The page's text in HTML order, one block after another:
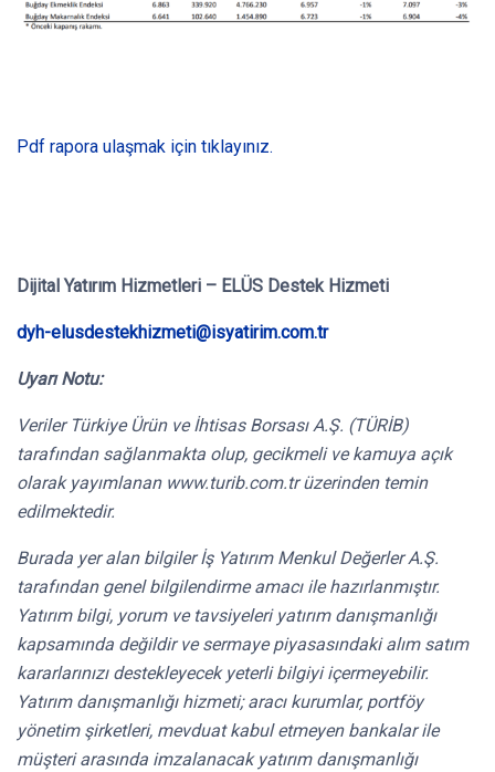
Pdf rapora ulaşmak için tıklayınız.
Dijital Yatırım Hizmetleri – ELÜS Destek Hizmeti
dyh-elusdestekhizmeti@isyatirim.com.tr
Uyarı Notu:
Veriler Türkiye Ürün ve İhtisas Borsası A.Ş. (TÜRİB)
tarafından sağlanmakta olup, gecikmeli ve kamuya açık
olarak yayımlanan www.turib.com.tr üzerinden temin
edilmektedir.
Burada yer alan bilgiler İş Yatırım Menkul Değerler A.Ş.
tarafından genel bilgilendirme amacı ile hazırlanmıştır.
Yatırım bilgi, yorum ve tavsiyeleri yatırım danışmanlığı
kapsamında değildir ve sermaye piyasasındaki alım satım
kararlarınızı destekleyecek yeterli bilgiyi içermeyebilir.
Yatırım danışmanlığı hizmeti; aracı kurumlar, portföy
yönetim şirketleri, mevduat kabul etmeyen bankalar ile
müşteri arasında imzalanacak yatırım danışmanlığı